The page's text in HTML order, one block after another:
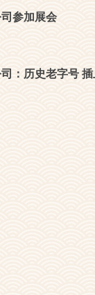
参加展会
：历史老字号